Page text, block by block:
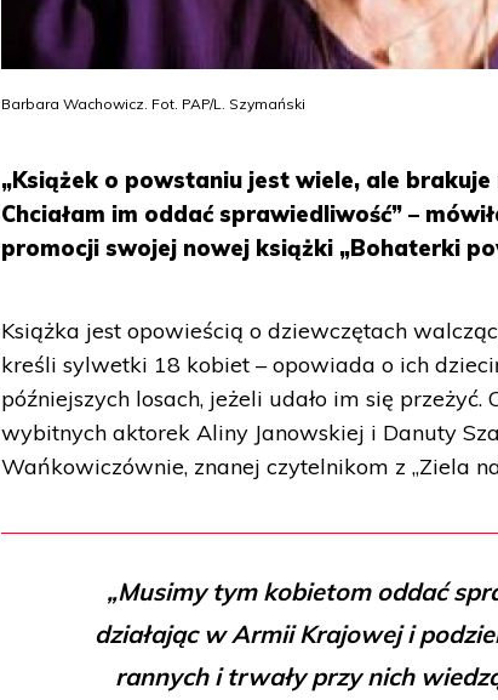
Barbara Wachowicz. Fot. PAP/L. Szymański
„Książek o powstaniu jest wiele, ale
Chciałam im oddać sprawiedliwość” –
promocji swojej nowej książki „Bohaterki
Książka jest opowieścią o dziewczętach
kreśli sylwetki 18 kobiet – opowiada o ich
późniejszych losach, jeżeli udało im się
wybitnych aktorek Aliny Janowskiej i Danuty
Wańkowiczównie, znanej czytelnikom z „Ziela
„Musimy tym kobietom oddać
działając w Armii Krajowej i
rannych i trwały przy nich